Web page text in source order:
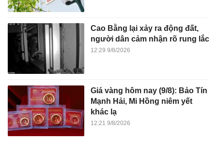
Cao Bằng lại xảy ra động đất,
người dân cảm nhận rõ rung lắc
12:29 9/8/2026
Giá vàng hôm nay (9/8): Bảo Tín
Mạnh Hải, Mi Hồng niêm yết
khác lạ
12:21 9/8/2026